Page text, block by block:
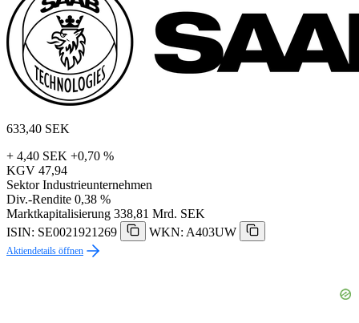
633,40 SEK
+ 4,40 SEK +0,70 %
KGV 47,94
Sektor Industrieunternehmen
Div.-Rendite 0,38 %
Marktkapitalisierung 338,81 Mrd. SEK
ISIN: SE0021921269
WKN: A403UW
Aktiendetails öffnen